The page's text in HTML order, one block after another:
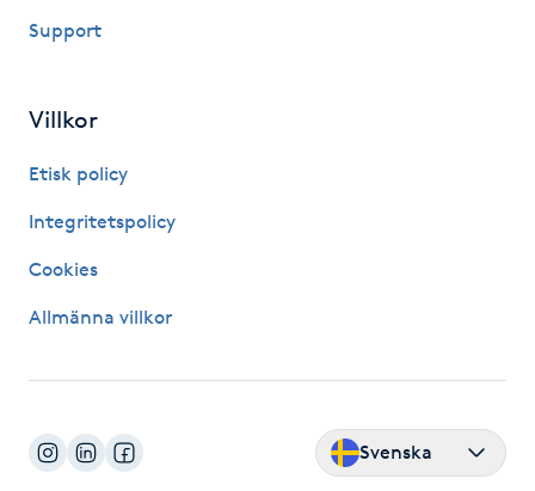
Hårbottenbehandling
Hårvård
IPL
Support
Villkor
Etisk policy
Integritetspolicy
Cookies
Allmänna villkor
Svenska